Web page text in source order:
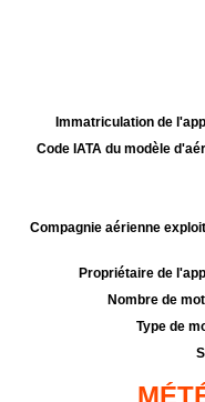
Immatriculation de
Code IATA du modèle
Compagnie aérienne
Propriétaire de
Nombre de
Type de